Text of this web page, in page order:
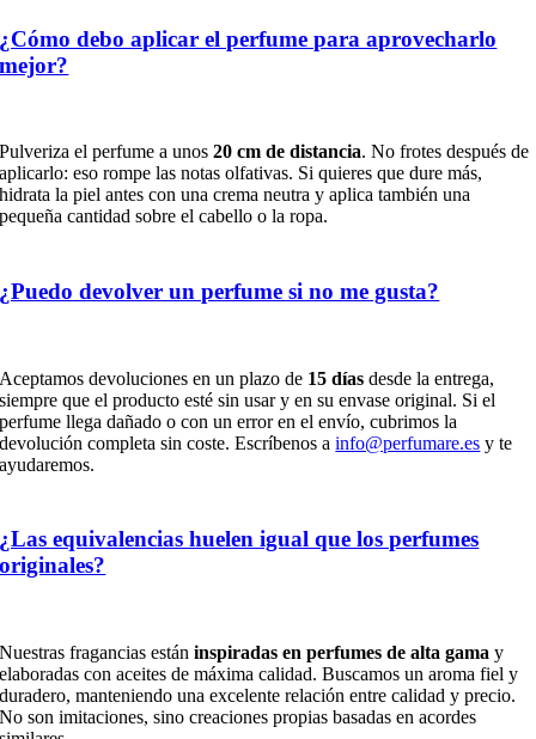
¿Cómo debo aplicar el perfume para aprovecharlo
mejor?
Pulveriza el perfume a unos20 cm de distancia. No frotes después de
aplicarlo: eso rompe las notas olfativas. Si quieres que dure más,
hidrata la piel antes con una crema neutra y aplica también una
pequeña cantidad sobre el cabello o la ropa.
¿Puedo devolver un perfume si no me gusta?
Aceptamos devoluciones en un plazo de 15 días desde la entrega,
siempre que el producto esté sin usar y en su envase original. Si el
perfume llega dañado o con un error en el envío, cubrimos la
devolución completa sin coste. Escríbenos ainfo@perfumare.es y te
ayudaremos.
¿Las equivalencias huelen igual que los perfumes
originales?
Nuestras fragancias estáninspiradas en perfumes de alta gama y
elaboradas con aceites de máxima calidad. Buscamos un aroma fiel y
duradero, manteniendo una excelente relación entre calidad y precio.
No son imitaciones, sino creaciones propias basadas en acordes